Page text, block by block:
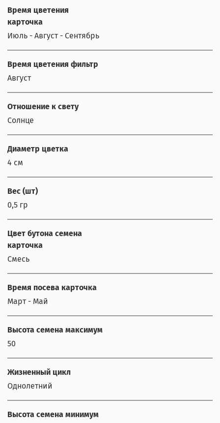
Время цветения
карточка
Июль - Август - Сентябрь
Время цветения фильтр
Август
Отношение к свету
Солнце
Диаметр цветка
4 см
Вес (шт)
0,5 гр
Цвет бутона семена
карточка
Смесь
Время посева карточка
Март - Май
Высота семена максимум
50
Жизненный цикл
Однолетний
Высота семена минимум